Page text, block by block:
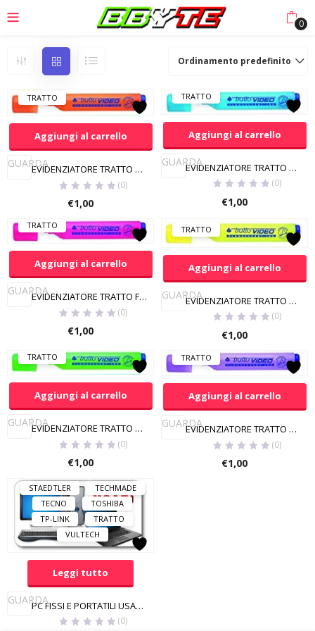
0
Ordinamento predefinito
TRATTO
Aggiungi al carrello
GUARDA EVIDENZIATORE TRATTO ARANCIONE
(0)
€1,00
TRATTO
Aggiungi al carrello
GUARDA EVIDENZIATORE TRATTO CELESTE
(0)
€1,00
TRATTO
Aggiungi al carrello
GUARDA EVIDENZIATORE TRATTO FUCSIA
(0)
€1,00
TRATTO
Aggiungi al carrello
GUARDA EVIDENZIATORE TRATTO GIALLO
(0)
€1,00
TRATTO
Aggiungi al carrello
GUARDA EVIDENZIATORE TRATTO VERDE
(0)
€1,00
TRATTO
Aggiungi al carrello
GUARDA EVIDENZIATORE TRATTO VIOLA
(0)
€1,00
APPLE
BROTHER
DURACELL
EPSON
EWENT
FABER
GEFORCE
KINGSTON
LENOVO
LOGITECH
MACH POWER
MANHATTAN
MAXTOR
PLANTRONICS
STAEDTLER
TECHMADE
TECNO
TOSHIBA
TP-LINK
TRATTO
VULTECH
Leggi tutto
GUARDA PC FISSI E PORTATILI USATI E GARANTITI
(0)